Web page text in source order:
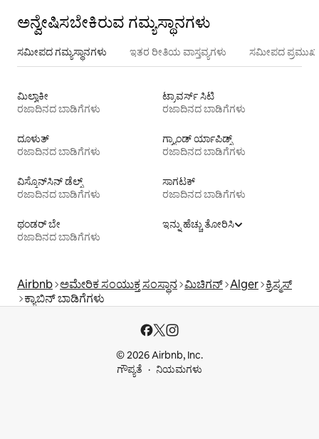
ಅನ್ವೇಷಿಸಬೇಕಿರುವ ಗಮ್ಯಸ್ಥಾನಗಳು
ಸಮೀಪದ ಗಮ್ಯಸ್ಥಾನಗಳು ಇತರ ರೀತಿಯ ವಾಸ್ತವ್ಯಗಳು ಸಮೀಪದ ಪ್ರಮುಖ
ಮಿಲ್ವಾಕೀ
ರಜಾದಿನದ ಬಾಡಿಗೆಗಳು
ಟ್ರಾವರ್ಸ್ ಸಿಟಿ
ರಜಾದಿನದ ಬಾಡಿಗೆಗಳು
ದೂಳುತ್
ರಜಾದಿನದ ಬಾಡಿಗೆಗಳು
ಗ್ರ್ಯಾಂಡ್ ರ್ಯಾಪಿಡ್ಸ್
ರಜಾದಿನದ ಬಾಡಿಗೆಗಳು
ವಿಸ್ಕೊನ್‌ಸಿನ್ ಡೆಲ್ಸ್
ರಜಾದಿನದ ಬಾಡಿಗೆಗಳು
ಸಾಗಟಕ್
ರಜಾದಿನದ ಬಾಡಿಗೆಗಳು
ಥಂಡರ್ ಬೇ
ರಜಾದಿನದ ಬಾಡಿಗೆಗಳು
ಇನ್ನು ಹೆಚ್ಚು ತೋರಿಸಿ
Airbnb ಅಮೇರಿಕ ಸಂಯುಕ್ತ ಸಂಸ್ಥಾನ ಮಿಚಿಗನ್ Alger ಕ್ರಿಸ್ಮಸ್
ಕ್ಯಾಬಿನ್ ಬಾಡಿಗೆಗಳು
© 2026 Airbnb, Inc.
ಗೌಪ್ಯತೆ
ನಿಯಮಗಳು